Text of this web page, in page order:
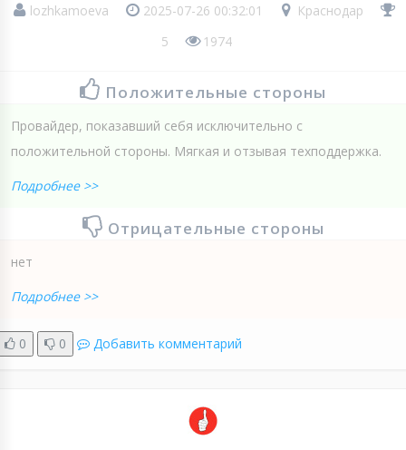
lozhkamoeva 2025-07-26 00:32:01
Краснодар
5
1974
Положительные стороны
Провайдер, показавший себя исключительно с
положительной стороны. Мягкая и отзывая техподдержка.
Подробнее >>
Отрицательные стороны
нет
Подробнее >>
0 0 Добавить комментарий